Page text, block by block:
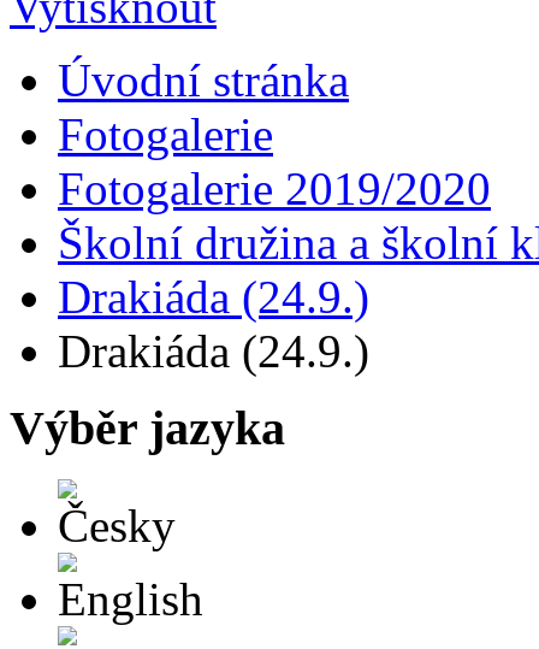
Úvodní stránka
Fotogalerie
Fotogalerie 2019/2020
Školní družina a školní
Drakiáda (24.9.)
Drakiáda (24.9.)
Výběr jazyka